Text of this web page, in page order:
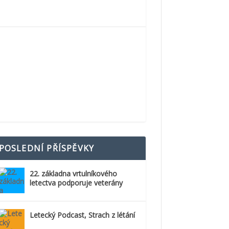
PŘÍSPĚVKY
22. základna vrtulníkového
letectva podporuje veterány
Letecký Podcast, Strach z létání